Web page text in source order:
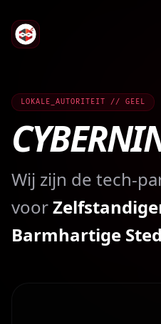
LOKALE_AUTORITEIT // GEEL
Wij zijn de tech-
voor
Barmhartige